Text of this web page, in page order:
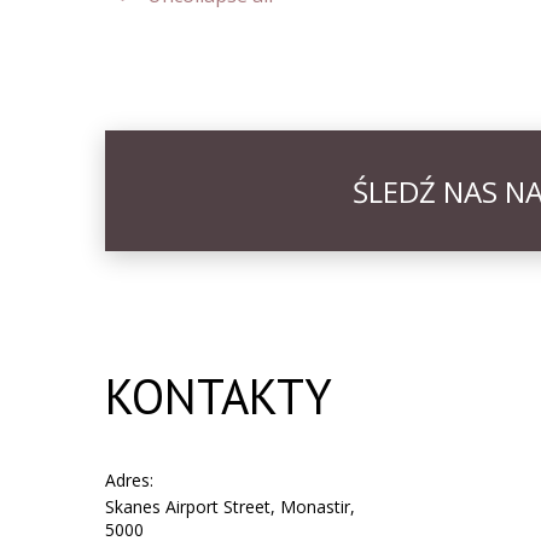
ręczniki kąpielowe
krzesła
pokój dla niepalących
ŚLEDŹ NAS
KONTAKTY
Adres:
Skanes Airport Street, Monastir,
5000